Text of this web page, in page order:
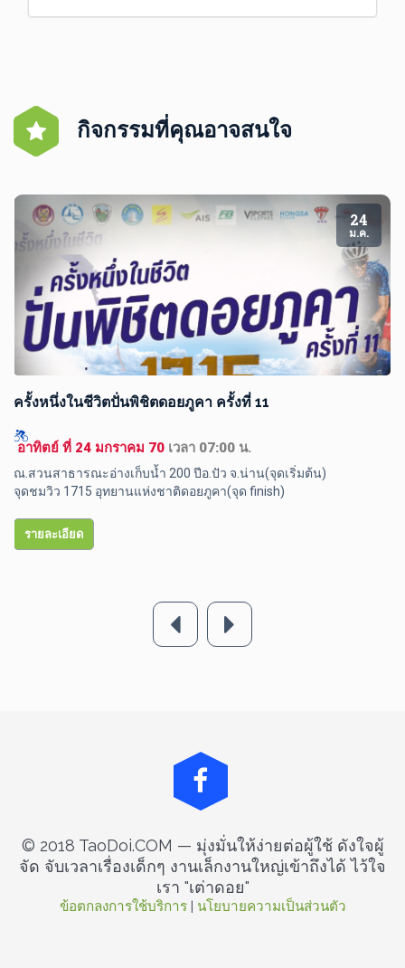
กิจกรรมที่คุณอาจสนใจ
24
ม.ค.
ครั้งหนึ่งในชีวิตปั่นพิชิตดอยภูคา ครั้งที่ 11
อาทิตย์ ที่ 24 มกราคม 70 เวลา 07:00 น.
ณ.สวนสาธารณะอ่างเก็บน้ำ 200 ปีอ.ปัว จ.น่าน(จุดเริ่มต้น)
จุดชมวิว 1715 อุทยานแห่งชาติดอยภูคา(จุด finish)
รายละเอียด
© 2018 TaoDoi.COM — มุ่งมั่นให้ง่ายต่อผู้ใช้ ดังใจผู้
จัด จับเวลาเรื่องเด็กๆ งานเล็กงานใหญ่เข้าถึงได้ ไว้ใจ
เรา "เต่าดอย"
ข้อตกลงการใช้บริการ | นโยบายความเป็นส่วนตัว